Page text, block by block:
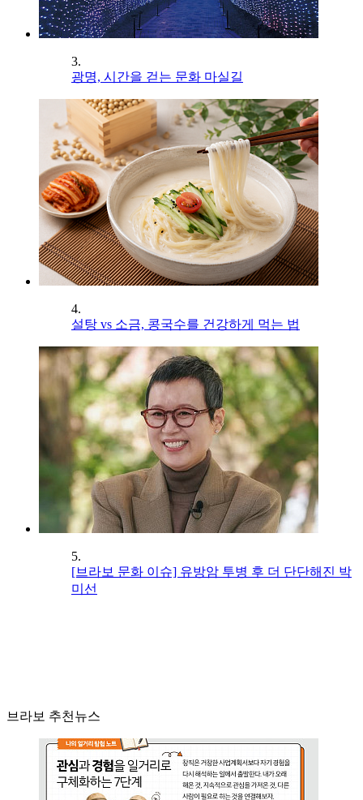
3.
광명, 시간을 걷는 문화 마실길
4.
설탕 vs 소금, 콩국수를 건강하게 먹는 법
5.
[브라보 문화 이슈] 유방암 투병 후 더 단단해진 박
미선
브라보 추천뉴스